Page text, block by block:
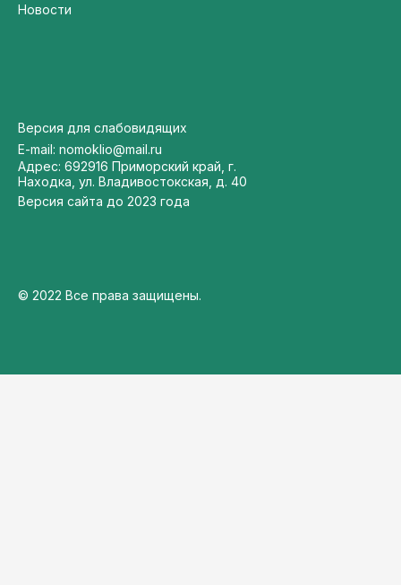
Новости
Версия для слабовидящих
E-mail: nomoklio@mail.ru
Адрес: 692916 Приморский край, г.
Находка, ул. Владивостокская, д. 40
Версия сайта до 2023 года
© 2022 Все права защищены.